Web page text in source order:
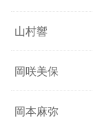
山村響
岡咲美保
岡本麻弥